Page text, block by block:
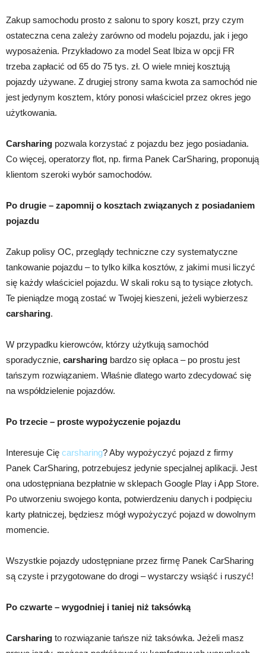
Zakup samochodu prosto z salonu to spory koszt, przy czym
ostateczna cena zależy zarówno od modelu pojazdu, jak i jego
wyposażenia. Przykładowo za model Seat Ibiza w opcji FR
trzeba zapłacić od 65 do 75 tys. zł. O wiele mniej kosztują
pojazdy używane. Z drugiej strony sama kwota za samochód nie
jest jedynym kosztem, który ponosi właściciel przez okres jego
użytkowania.
Carsharing pozwala korzystać z pojazdu bez jego posiadania.
Co więcej, operatorzy flot, np. firma Panek CarSharing, proponują
klientom szeroki wybór samochodów.
Po drugie – zapomnij o kosztach związanych z posiadaniem
pojazdu
Zakup polisy OC, przeglądy techniczne czy systematyczne
tankowanie pojazdu – to tylko kilka kosztów, z jakimi musi liczyć
się każdy właściciel pojazdu. W skali roku są to tysiące złotych.
Te pieniądze mogą zostać w Twojej kieszeni, jeżeli wybierzesz
carsharing.
W przypadku kierowców, którzy użytkują samochód
sporadycznie, carsharing bardzo się opłaca – po prostu jest
tańszym rozwiązaniem. Właśnie dlatego warto zdecydować się
na współdzielenie pojazdów.
Po trzecie – proste wypożyczenie pojazdu
Interesuje Cię carsharing? Aby wypożyczyć pojazd z firmy
Panek CarSharing, potrzebujesz jedynie specjalnej aplikacji. Jest
ona udostępniana bezpłatnie w sklepach Google Play i App Store.
Po utworzeniu swojego konta, potwierdzeniu danych i podpięciu
karty płatniczej, będziesz mógł wypożyczyć pojazd w dowolnym
momencie.
Wszystkie pojazdy udostępniane przez firmę Panek CarSharing
są czyste i przygotowane do drogi – wystarczy wsiąść i ruszyć!
Po czwarte – wygodniej i taniej niż taksówką
Carsharing to rozwiązanie tańsze niż taksówka. Jeżeli masz